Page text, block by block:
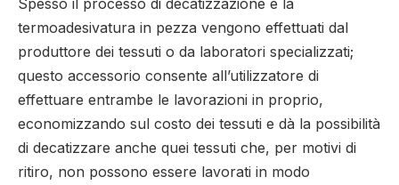
termoadesivatura in pezza vengono effettuati dal
produttore dei tessuti o da laboratori specializzati;
questo accessorio consente all’utilizzatore di
effettuare entrambe le lavorazioni in proprio,
economizzando sul costo dei tessuti e dà la possibilità
di decatizzare anche quei tessuti che, per motivi di
ritiro, non possono essere lavorati in modo